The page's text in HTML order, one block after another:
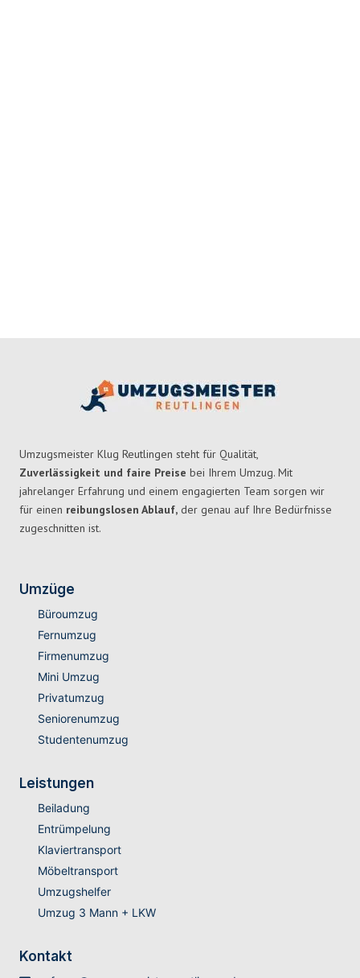
Umzugsmeister Klug Reutlingen steht für Qualität,
Zuverlässigkeit und faire Preise bei Ihrem Umzug. Mit
jahrelanger Erfahrung und einem engagierten Team sorgen wir
für einen reibungslosen Ablauf, der genau auf Ihre Bedürfnisse
zugeschnitten ist.
Umzüge
Büroumzug
Fernumzug
Firmenumzug
Mini Umzug
Privatumzug
Seniorenumzug
Studentenumzug
Leistungen
Beiladung
Entrümpelung
Klaviertransport
Möbeltransport
Umzugshelfer
Umzug 3 Mann + LKW
Kontakt